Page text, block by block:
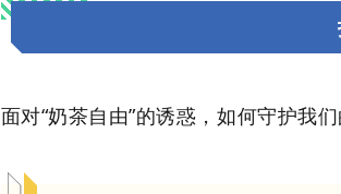
面对“奶茶自由”的诱惑，如何守护我